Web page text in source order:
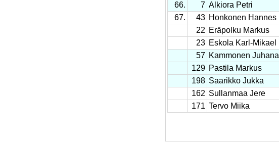
66.
7 Alkiora Petri
67.
43 Honkonen Hannes
22 Eräpolku Markus
23 Eskola Karl-Mikael
57 Kammonen Juhana
129 Pastila Markus
198 Saarikko Jukka
162 Sullanmaa Jere
171 Tervo Miika